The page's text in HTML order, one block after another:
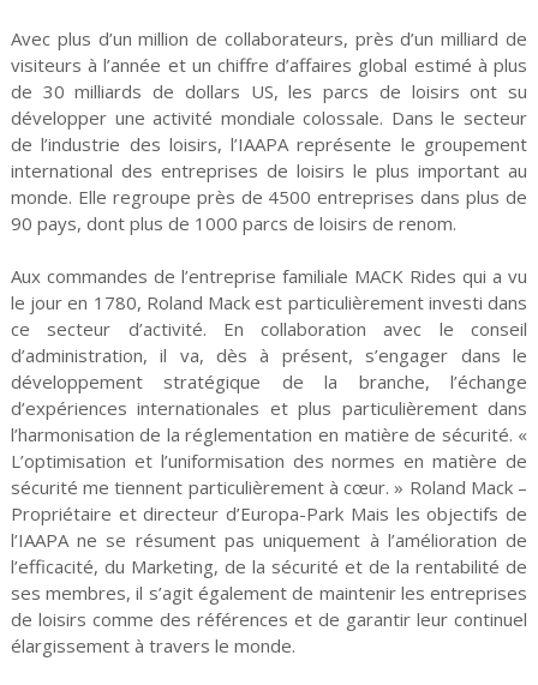
Avec plus d’un million de collaborateurs, près d’un milliard de
visiteurs à l’année et un chiffre d’affaires global estimé à plus
de 30 milliards de dollars US, les parcs de loisirs ont su
développer une activité mondiale colossale. Dans le secteur
de l’industrie des loisirs, l’IAAPA représente le groupement
international des entreprises de loisirs le plus important au
monde. Elle regroupe près de 4500 entreprises dans plus de
90 pays, dont plus de 1000 parcs de loisirs de renom.
Aux commandes de l’entreprise familiale MACK Rides qui a vu
le jour en 1780, Roland Mack est particulièrement investi dans
ce secteur d’activité. En collaboration avec le conseil
d’administration, il va, dès à présent, s’engager dans le
développement stratégique de la branche, l’échange
d’expériences internationales et plus particulièrement dans
l’harmonisation de la réglementation en matière de sécurité. «
L’optimisation et l’uniformisation des normes en matière de
sécurité me tiennent particulièrement à cœur. » Roland Mack –
Propriétaire et directeur d’Europa-Park Mais les objectifs de
l’IAAPA ne se résument pas uniquement à l’amélioration de
l’efficacité, du Marketing, de la sécurité et de la rentabilité de
ses membres, il s’agit également de maintenir les entreprises
de loisirs comme des références et de garantir leur continuel
élargissement à travers le monde.